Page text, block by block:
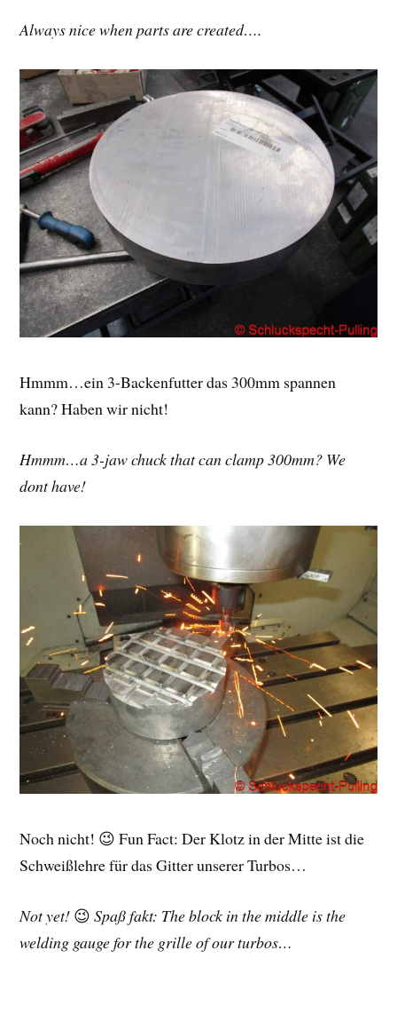
Always nice when parts are created….
Hmmm…ein 3-Backenfutter das 300mm spannen
kann? Haben wir nicht!
Hmmm…a 3-jaw chuck that can clamp 300mm? We
dont have!
Noch nicht! 😉 Fun Fact: Der Klotz in der Mitte ist die
Schweißlehre für das Gitter unserer Turbos…
Not yet! 😉 Spaß fakt: The block in the middle is the
welding gauge for the grille of our turbos…